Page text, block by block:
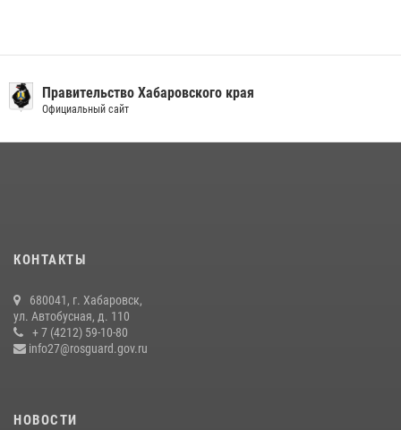
15 июля 2026, 05:05
В Хабаровске военный оркестр Росгвардии принял участие в
праздновании Дня Военно-морского флота России
27 июля 2026, 01:42 4
Правительство Хабаровского края
Официальный сайт
КОНТАКТЫ
680041, г. Хабаровск,
ул. Автобусная, д. 110
+ 7 (4212) 59-10-80
info27@rosguard.gov.ru
НОВОСТИ